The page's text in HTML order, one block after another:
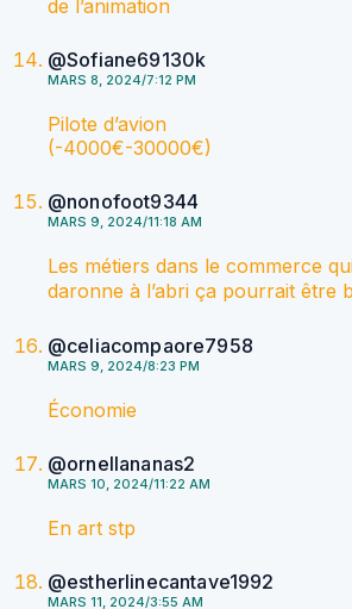
de l’animation
@Sofiane69130k
MARS 8, 2024/7:12 PM
Pilote d’avion
(-4000€-30000€)
@nonofoot9344
MARS 9, 2024/11:18 AM
Les métiers dans le commerce
daronne à l’abri ça pourrait être
@celiacompaore7958
MARS 9, 2024/8:23 PM
Économie
@ornellananas2
MARS 10, 2024/11:22 AM
En art stp
@estherlinecantave1992
MARS 11, 2024/3:55 AM